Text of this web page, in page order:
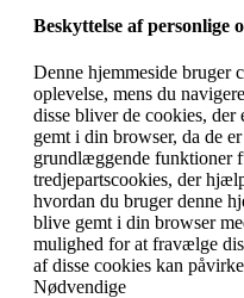
Beskyttelse af personlige
Denne hjemmeside bruger
oplevelse, mens du
disse bliver de cookies, der
gemt i din browser, da de
grundlæggende funktioner
tredjepartscookies, der
hvordan du bruger denne
blive gemt i din browser
mulighed for at fravælge
af disse cookies kan
Nødvendige